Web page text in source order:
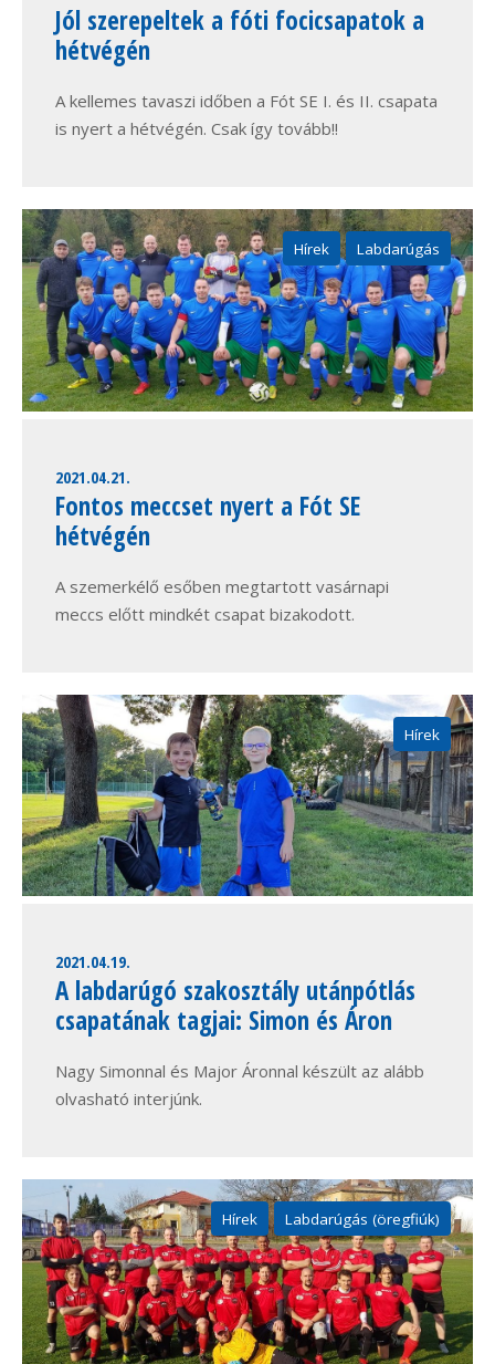
Jól szerepeltek a fóti focicsapatok a
hétvégén
A kellemes tavaszi időben a Fót SE I. és II. csapata
is nyert a hétvégén. Csak így tovább!!
Hírek Labdarúgás
2021.04.21.
Fontos meccset nyert a Fót SE
hétvégén
A szemerkélő esőben megtartott vasárnapi
meccs előtt mindkét csapat bizakodott.
Hírek
2021.04.19.
A labdarúgó szakosztály utánpótlás
csapatának tagjai: Simon és Áron
Nagy Simonnal és Major Áronnal készült az alább
olvasható interjúnk.
Hírek Labdarúgás (öregfiúk)